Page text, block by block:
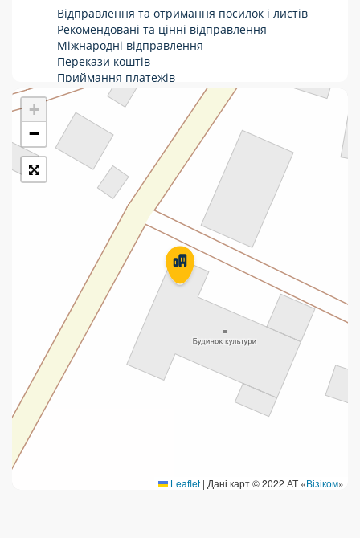
Фінансові послуги:
Термінові перекази
Перекази
Комунальні та інші платежі
Відправлення та отримання посилок і листів
Рекомендовані та цінні відправлення
Міжнародні відправлення
Перекази коштів
Приймання платежів
Поповнення мобільного рахунку
Оформлення передплати на газети та
журнали
Послуги страхування
Операції з карткою: поповнення/зняття
готівки
Виплата пенсій та соціальних допомог
Продаж товарів
Продаж марок та паковання
+
−
Leaflet | Дані карт © 2022 АТ «Візіком»